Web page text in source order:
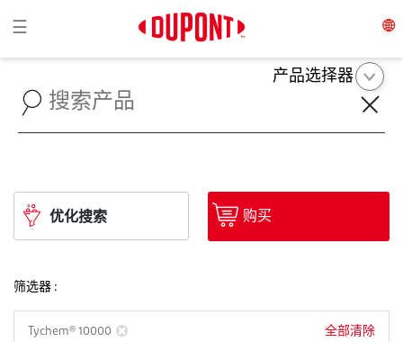
Toggle navigation
☰
产品选择器
优化搜索 购买
筛选器 :
Tychem® 10000 全部清除